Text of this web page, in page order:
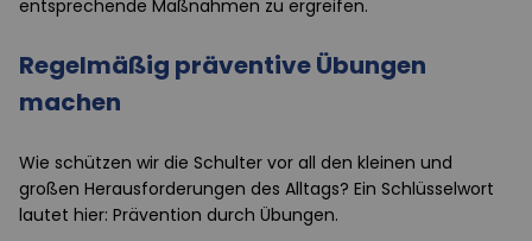
entsprechende Maßnahmen zu ergreifen.
Regelmäßig präventive Übungen
machen
Wie schützen wir die Schulter vor all den kleinen und
großen Herausforderungen des Alltags? Ein Schlüsselwort
lautet hier: Prävention durch Übungen.